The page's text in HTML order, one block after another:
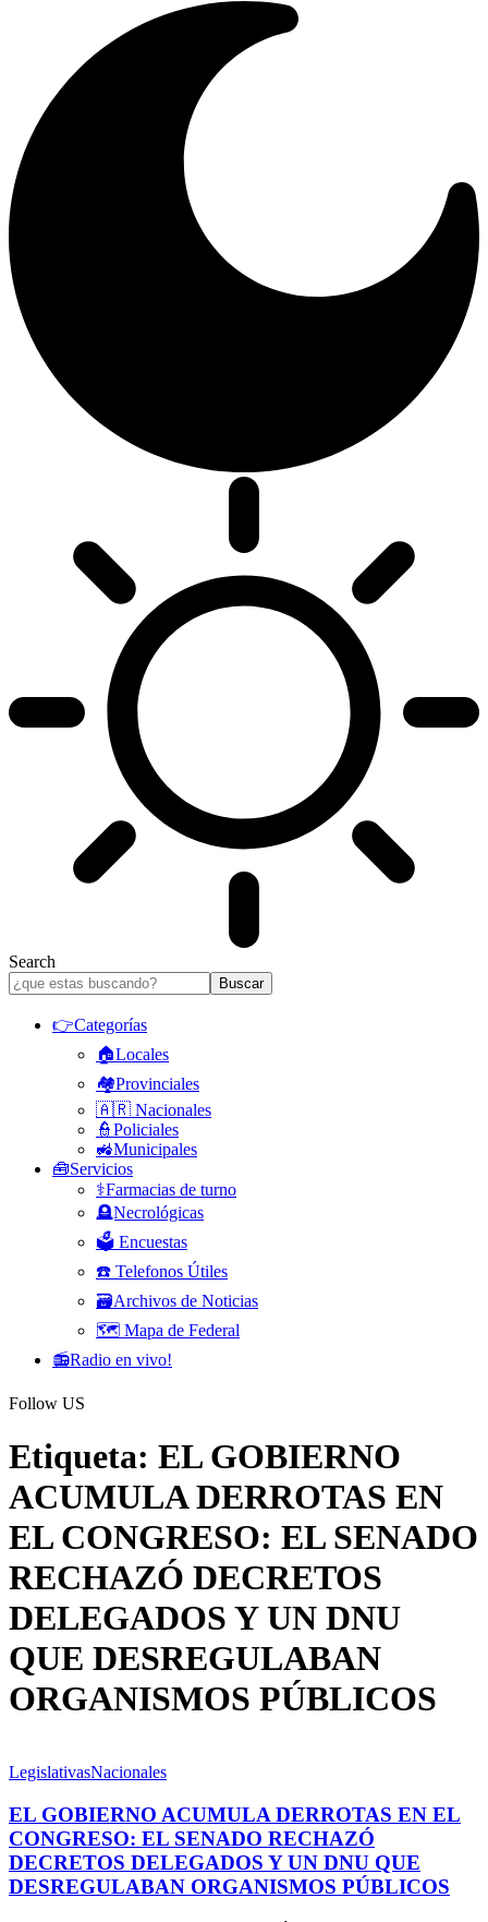
Search
👉Categorías
🏠Locales
🏘️Provinciales
🇦🇷 Nacionales
👮Policiales
🚜Municipales
🧰Servicios
⚕️Farmacias de turno
🪦Necrológicas
🗳️ Encuestas
☎️ Telefonos Útiles
🗃️Archivos de Noticias
🗺️ Mapa de Federal
📻Radio en vivo!
Follow US
Etiqueta: EL GOBIERNO
ACUMULA DERROTAS EN
EL CONGRESO: EL SENADO
RECHAZÓ DECRETOS
DELEGADOS Y UN DNU
QUE DESREGULABAN
ORGANISMOS PÚBLICOS
LegislativasNacionales
EL GOBIERNO ACUMULA DERROTAS EN EL
CONGRESO: EL SENADO RECHAZÓ
DECRETOS DELEGADOS Y UN DNU QUE
DESREGULABAN ORGANISMOS PÚBLICOS